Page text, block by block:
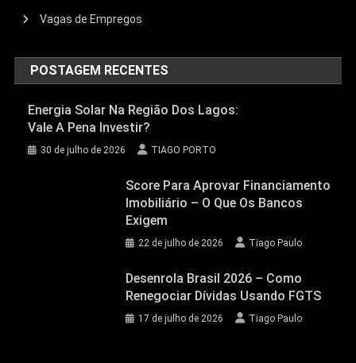
Vagas de Empregos
POSTAGEM RECENTES
Energia Solar Na Região Dos Lagos:
Vale A Pena Investir?
30 de julho de 2026 TIAGO PORTO
Score Para Aprovar Financiamento
Imobiliário – O Que Os Bancos
Exigem
22 de julho de 2026 Tiago Paulo
Desenrola Brasil 2026 – Como
Renegociar Dívidas Usando FGTS
17 de julho de 2026 Tiago Paulo